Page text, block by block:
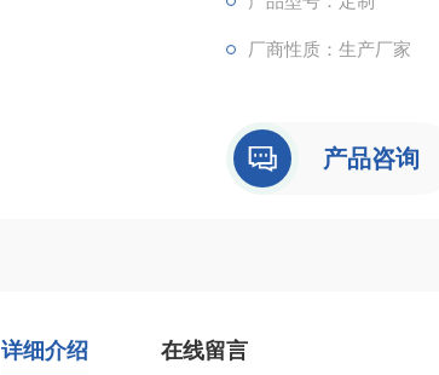
厂商性质：生产厂家
产品咨询
详细介绍 在线留言